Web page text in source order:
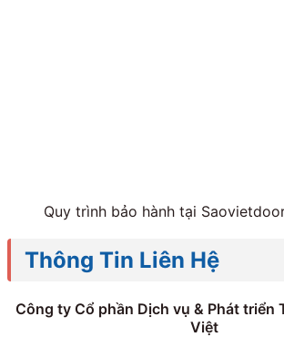
Quy trình bảo hành tại
Thông Tin Liên Hệ
Công ty Cổ phần Dịch vụ & Phát triển
Việt